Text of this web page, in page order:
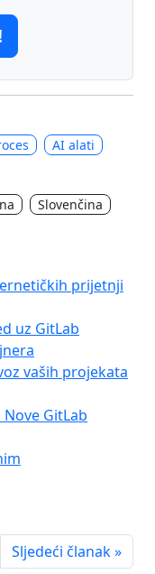
AI alati
Slovenčina
prijetnji
uz GitLab
vaših projekata
GitLab
Sljedeći članak »